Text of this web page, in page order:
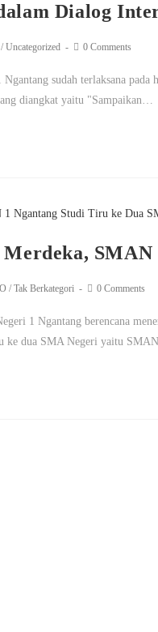
Dialog
/ Uncategorized 0 Comments
sudah terlaksana pada
diangkat yaitu "Sampaikan…
SMAN
/ Tak Berkategori 0 Comments
1 Ngantang berencana
ke dua SMA Negeri yaitu